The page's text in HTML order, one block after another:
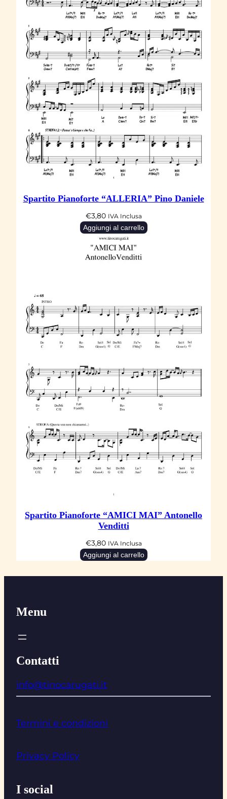
Spartito Pianoforte “ALLERIA” Pino Daniele
€3,80 IVA Inclusa
Aggiungi al carrello
Spartito Pianoforte “AMICI MAI” Antonello
Venditti
€3,80 IVA Inclusa
Aggiungi al carrello
Menu
Contatti
info@tinocarugati.it
Termini e condizioni
Privacy Policy
I social